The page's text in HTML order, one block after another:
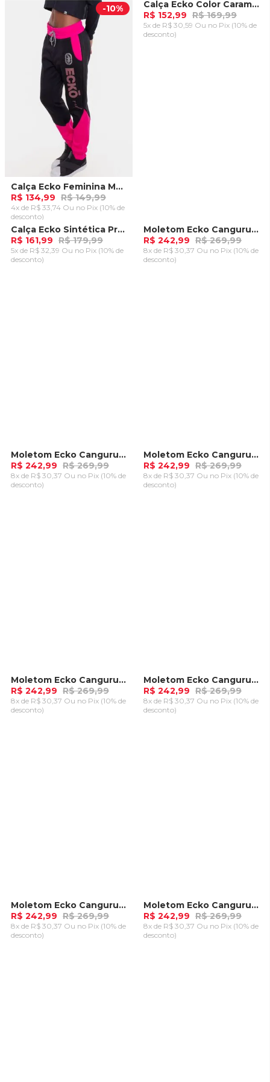
-10%
Calça Ecko Feminina Moletom Rosa
R$ 134,99 R$ 149,99
4x de R$ 33,74 Ou no Pix (10% de
desconto)
ADICIONAR AO
CARRINHO
-10%Calça Ecko Color Caramelo
R$ 152,99 R$ 169,99
5x de R$ 30,59 Ou no Pix (10% de
desconto)
- 10%Calça Ecko Sintética Preta
R$ 161,99 R$ 179,99
5x de R$ 32,39 Ou no Pix (10% de
desconto)
-10%Moletom Ecko Canguru Aberto Preto
R$ 242,99 R$ 269,99
8x de R$ 30,37 Ou no Pix (10% de
desconto)
-10%Moletom Ecko Canguru Aberto Cinza Mescla
R$ 242,99 R$ 269,99
8x de R$ 30,37 Ou no Pix (10% de
desconto)
-10%Moletom Ecko Canguru Aberto Preto
R$ 242,99 R$ 269,99
8x de R$ 30,37 Ou no Pix (10% de
desconto)
-10%Moletom Ecko Canguru Aberto Branco Off
R$ 242,99 R$ 269,99
8x de R$ 30,37 Ou no Pix (10% de
desconto)
-10%Moletom Ecko Canguru Aberto Cinza Mescla
R$ 242,99 R$ 269,99
8x de R$ 30,37 Ou no Pix (10% de
desconto)
-10%Moletom Ecko Canguru Aberto Preto Mescla
R$ 242,99 R$ 269,99
8x de R$ 30,37 Ou no Pix (10% de
desconto)
-10%Moletom Ecko Canguru Aberto Preto Mescla
R$ 242,99 R$ 269,99
8x de R$ 30,37 Ou no Pix (10% de
desconto)